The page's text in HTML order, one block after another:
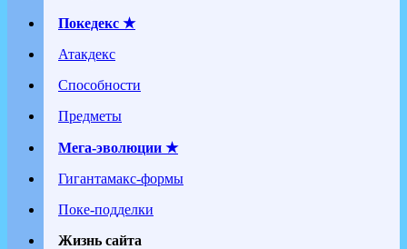
Покедекс ★
Атакдекс
Способности
Предметы
Мега-эволюции ★
Гигантамакс-формы
Поке-подделки
Жизнь сайта